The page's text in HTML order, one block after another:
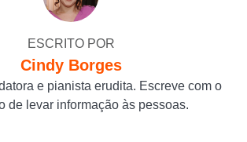
ESCRITO POR
Cindy Borges
e pianista erudita. Escreve com o
de levar informação às pessoas.